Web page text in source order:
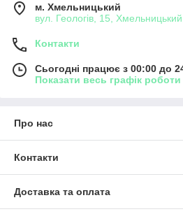
м. Хмельницький
вул. Геологів, 15,
Контакти
Сьогодні працює з 00:00 до
Показати весь графік роботи
Про нас
Контакти
Доставка та оплата